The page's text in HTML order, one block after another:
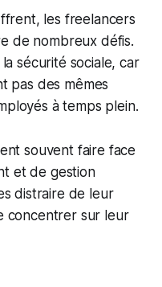
les freelancers
de nombreux défis.
sécurité sociale, car
pas des mêmes
à temps plein.
souvent faire face
et de gestion
distraire de leur
concentrer sur leur